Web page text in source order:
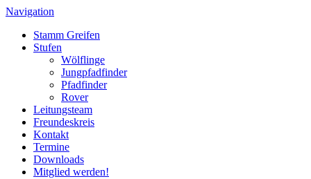
Navigation
Stamm Greifen
Stufen
Wölflinge
Jungpfadfinder
Pfadfinder
Rover
Leitungsteam
Freundeskreis
Kontakt
Termine
Downloads
Mitglied werden!